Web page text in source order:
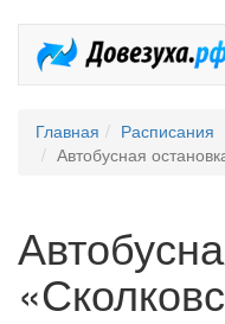
Главная
Расписания
Автобусная